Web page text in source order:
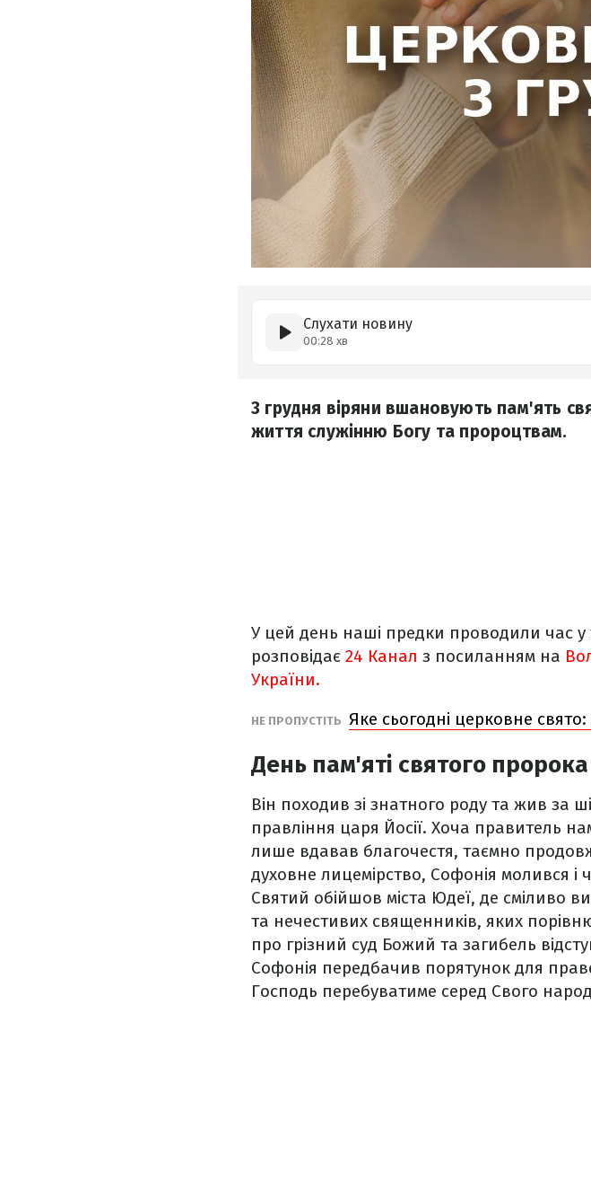
Слухати новину
00:28 хв
3 грудня віряни вшановують пам'ять
життя служінню Богу та пророцтвам.
У цей день наші предки проводили час у
розповідає 24 Канал з посиланням на
України.
НЕ ПРОПУСТІТЬ Яке сьогодні церковне
День пам'яті святого
Він походив зі знатного роду та жив за
правління царя Йосії. Хоча правитель
лише вдавав благочестя, таємно
духовне лицемірство, Софонія молився
Святий обійшов міста Юдеї, де сміливо
та нечестивих священників, яких
про грізний суд Божий та загибель
Софонія передбачив порятунок для
Господь перебуватиме серед Свого